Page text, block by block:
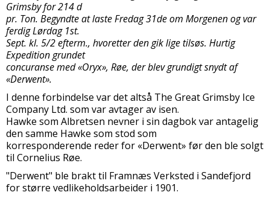
Grimsby for 214 d
pr. Ton. Begyndte at laste Fredag 31de om Morgenen og var
ferdig Lørdag 1st.
Sept. kl. 5/2 efterm., hvoretter den gik lige tilsøs. Hurtig
Expedition grundet
concuranse med «Oryx», Røe, der blev grundigt snydt af
«Derwent».
I denne forbindelse var det altså The Great Grimsby Ice
Company Ltd. som var avtager av isen.
Hawke som Albretsen nevner i sin dagbok var antagelig
den samme Hawke som stod som
korresponderende reder for «Derwent» før den ble solgt
til Cornelius Røe.
"Derwent" ble brakt til Framnæs Verksted i Sandefjord
for større vedlikeholdsarbeider i 1901.